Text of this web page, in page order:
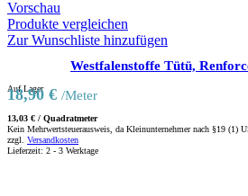
Vorschau
Produkte vergleichen
Zur Wunschliste hinzufügen
Westfalenstoffe Tütü,
Auf Lager
18,90 € /Meter
13,03 € / Quadratmeter
Kein Mehrwertsteuerausweis, da Kleinunternehmer nach §19 (1)
zzgl. Versandkosten
Lieferzeit: 2 - 3 Werktage